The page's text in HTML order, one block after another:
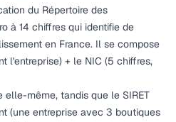
du Répertoire des
à 14 chiffres qui identifie de
en France. Il se compose
l'entreprise) + le NIC (5 chiffres,
elle-même, tandis que le SIRET
(une entreprise avec 3 boutiques